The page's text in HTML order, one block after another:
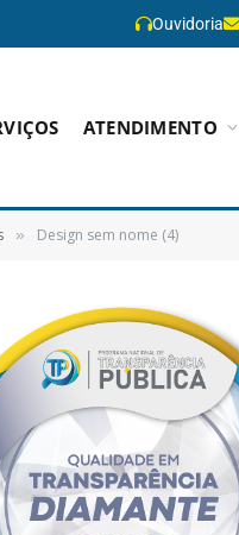
Ouvidoria
ATENDIMENTO
» Design sem nome (4)